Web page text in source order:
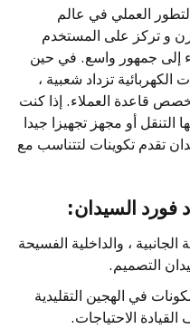
العملي في عالم
و تركز على المستخدم
إلى جمهور واسع. في حين
تزداد شعبية ،
قاعدة العملاء. إذا كنت
التنقل أو مجهز تجهيزا جيدا
تقدم تكوينات لتتناسب مع
فورد السيدان:
، والداخلية الفسيحة
التصميم.
في الهجين التقليدية
الاحتياجات.